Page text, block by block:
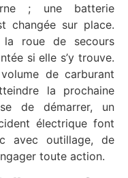
; une batterie
changée sur place.
la roue de secours
si elle s’y trouve.
de carburant
la prochaine
de démarrer, un
électrique font
avec outillage, de
toute action.